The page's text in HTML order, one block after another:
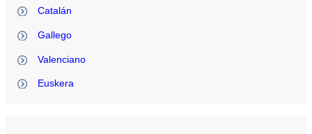
Catalán
Gallego
Valenciano
Euskera